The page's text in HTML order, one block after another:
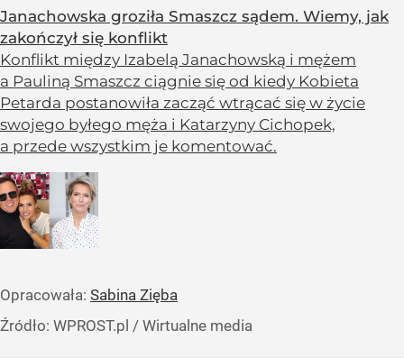
Janachowska groziła Smaszcz sądem. Wiemy, jak
zakończył się konflikt
Konflikt między Izabelą Janachowską i mężem
a Pauliną Smaszcz ciągnie się od kiedy Kobieta
Petarda postanowiła zacząć wtrącać się w życie
swojego byłego męża i Katarzyny Cichopek,
a przede wszystkim je komentować.
Opracowała: Sabina Zięba
Źródło: WPROST.pl / Wirtualne media